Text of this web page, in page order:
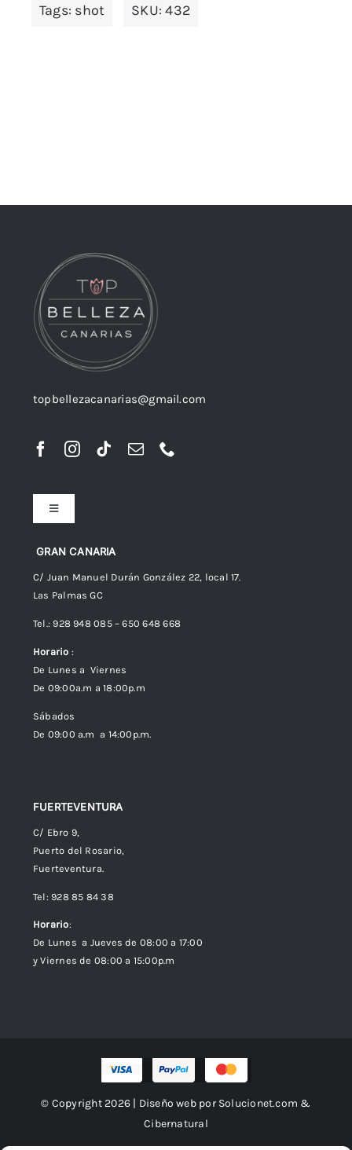
Tags: shot SKU:432
topbellezacanarias@gmail.com
GRAN CANARIA
C/ Juan Manuel Durán González 22, local 17.
Las Palmas GC
Tel.: 928 948 085 – 650 648 668
Horario :
De Lunes a Viernes
De 09:00a.m a 18:00p.m
Sábados
De 09:00 a.m a 14:00p.m.
FUERTEVENTURA
C/ Ebro 9,
Puerto del Rosario,
Fuerteventura.
Tel: 928 85 84 38
Horario:
De Lunes a Jueves de 08:00 a 17:00
y Viernes de 08:00 a 15:00p.m
Toggle
Navigation
Preguntas frecuentes
Envíos
Política de Privacidad
© Copyright 2026 | Diseño web por Solucionet.com &
Cibernatural